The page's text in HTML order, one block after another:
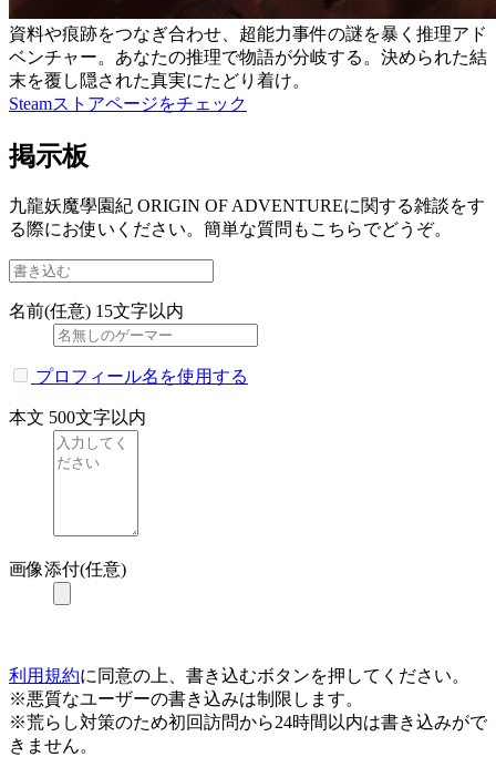
資料や痕跡をつなぎ合わせ、超能力事件の謎を暴く推理アド
ベンチャー。あなたの推理で物語が分岐する。決められた結
末を覆し隠された真実にたどり着け。
Steamストアページをチェック
掲示板
九龍妖魔學園紀 ORIGIN OF ADVENTUREに関する雑談をす
る際にお使いください。簡単な質問もこちらでどうぞ。
名前(任意) 15文字以内
プロフィール名を使用する
本文 500文字以内
画像添付(任意)
利用規約に同意の上、書き込むボタンを押してください。
※悪質なユーザーの書き込みは制限します。
※荒らし対策のため初回訪問から24時間以内は書き込みがで
きません。